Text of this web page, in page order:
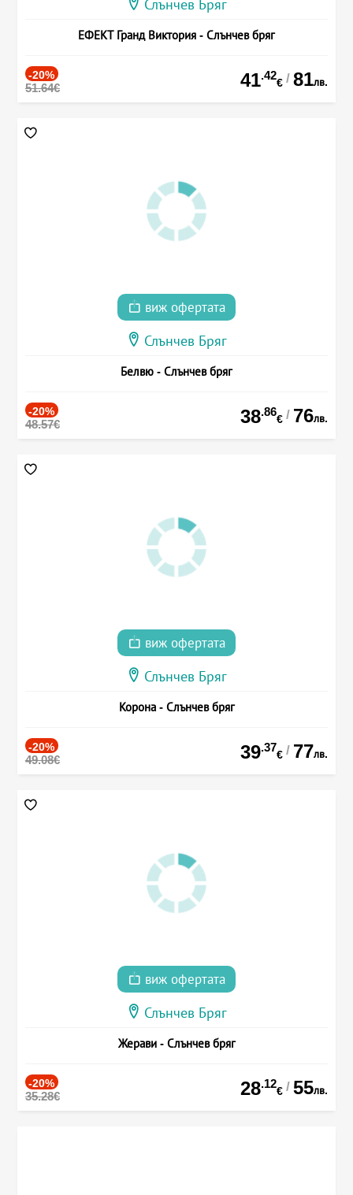
Слънчев Бряг
ЕФЕКТ Гранд Виктория - Слънчев бряг
-20%
51.64€ 41.42
€ / 81лв.
виж офертата
Слънчев Бряг
Белвю - Слънчев бряг
-20%
48.57€ 38.86
€ / 76лв.
виж офертата
Слънчев Бряг
Корона - Слънчев бряг
-20%
49.08€ 39.37
€ / 77лв.
виж офертата
Слънчев Бряг
Жерави - Слънчев бряг
-20%
35.28€ 28.12
€ / 55лв.